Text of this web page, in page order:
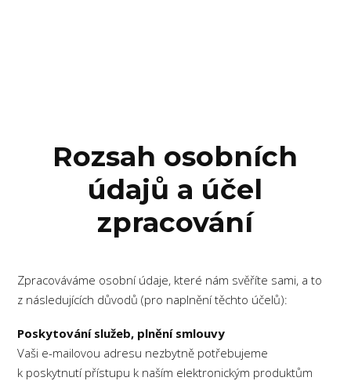
Rozsah osobních
údajů a účel
zpracování
Zpracováváme osobní údaje, které nám svěříte sami, a to
z následujících důvodů (pro naplnění těchto účelů):
Poskytování služeb, plnění smlouvy
Vaši e-mailovou adresu nezbytně potřebujeme
k poskytnutí přístupu k naším elektronickým produktům